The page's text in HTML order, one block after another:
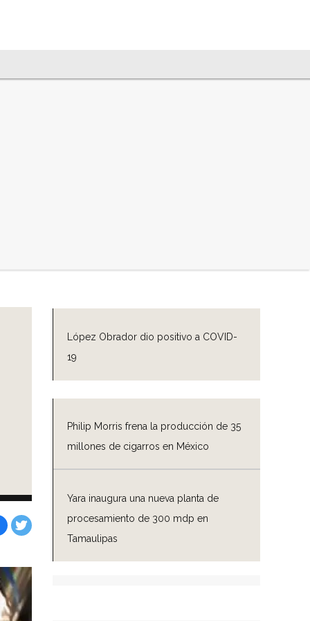
López Obrador dio positivo a COVID-
19
Philip Morris frena la producción de 35
millones de cigarros en México
Yara inaugura una nueva planta de
procesamiento de 300 mdp en
Tamaulipas